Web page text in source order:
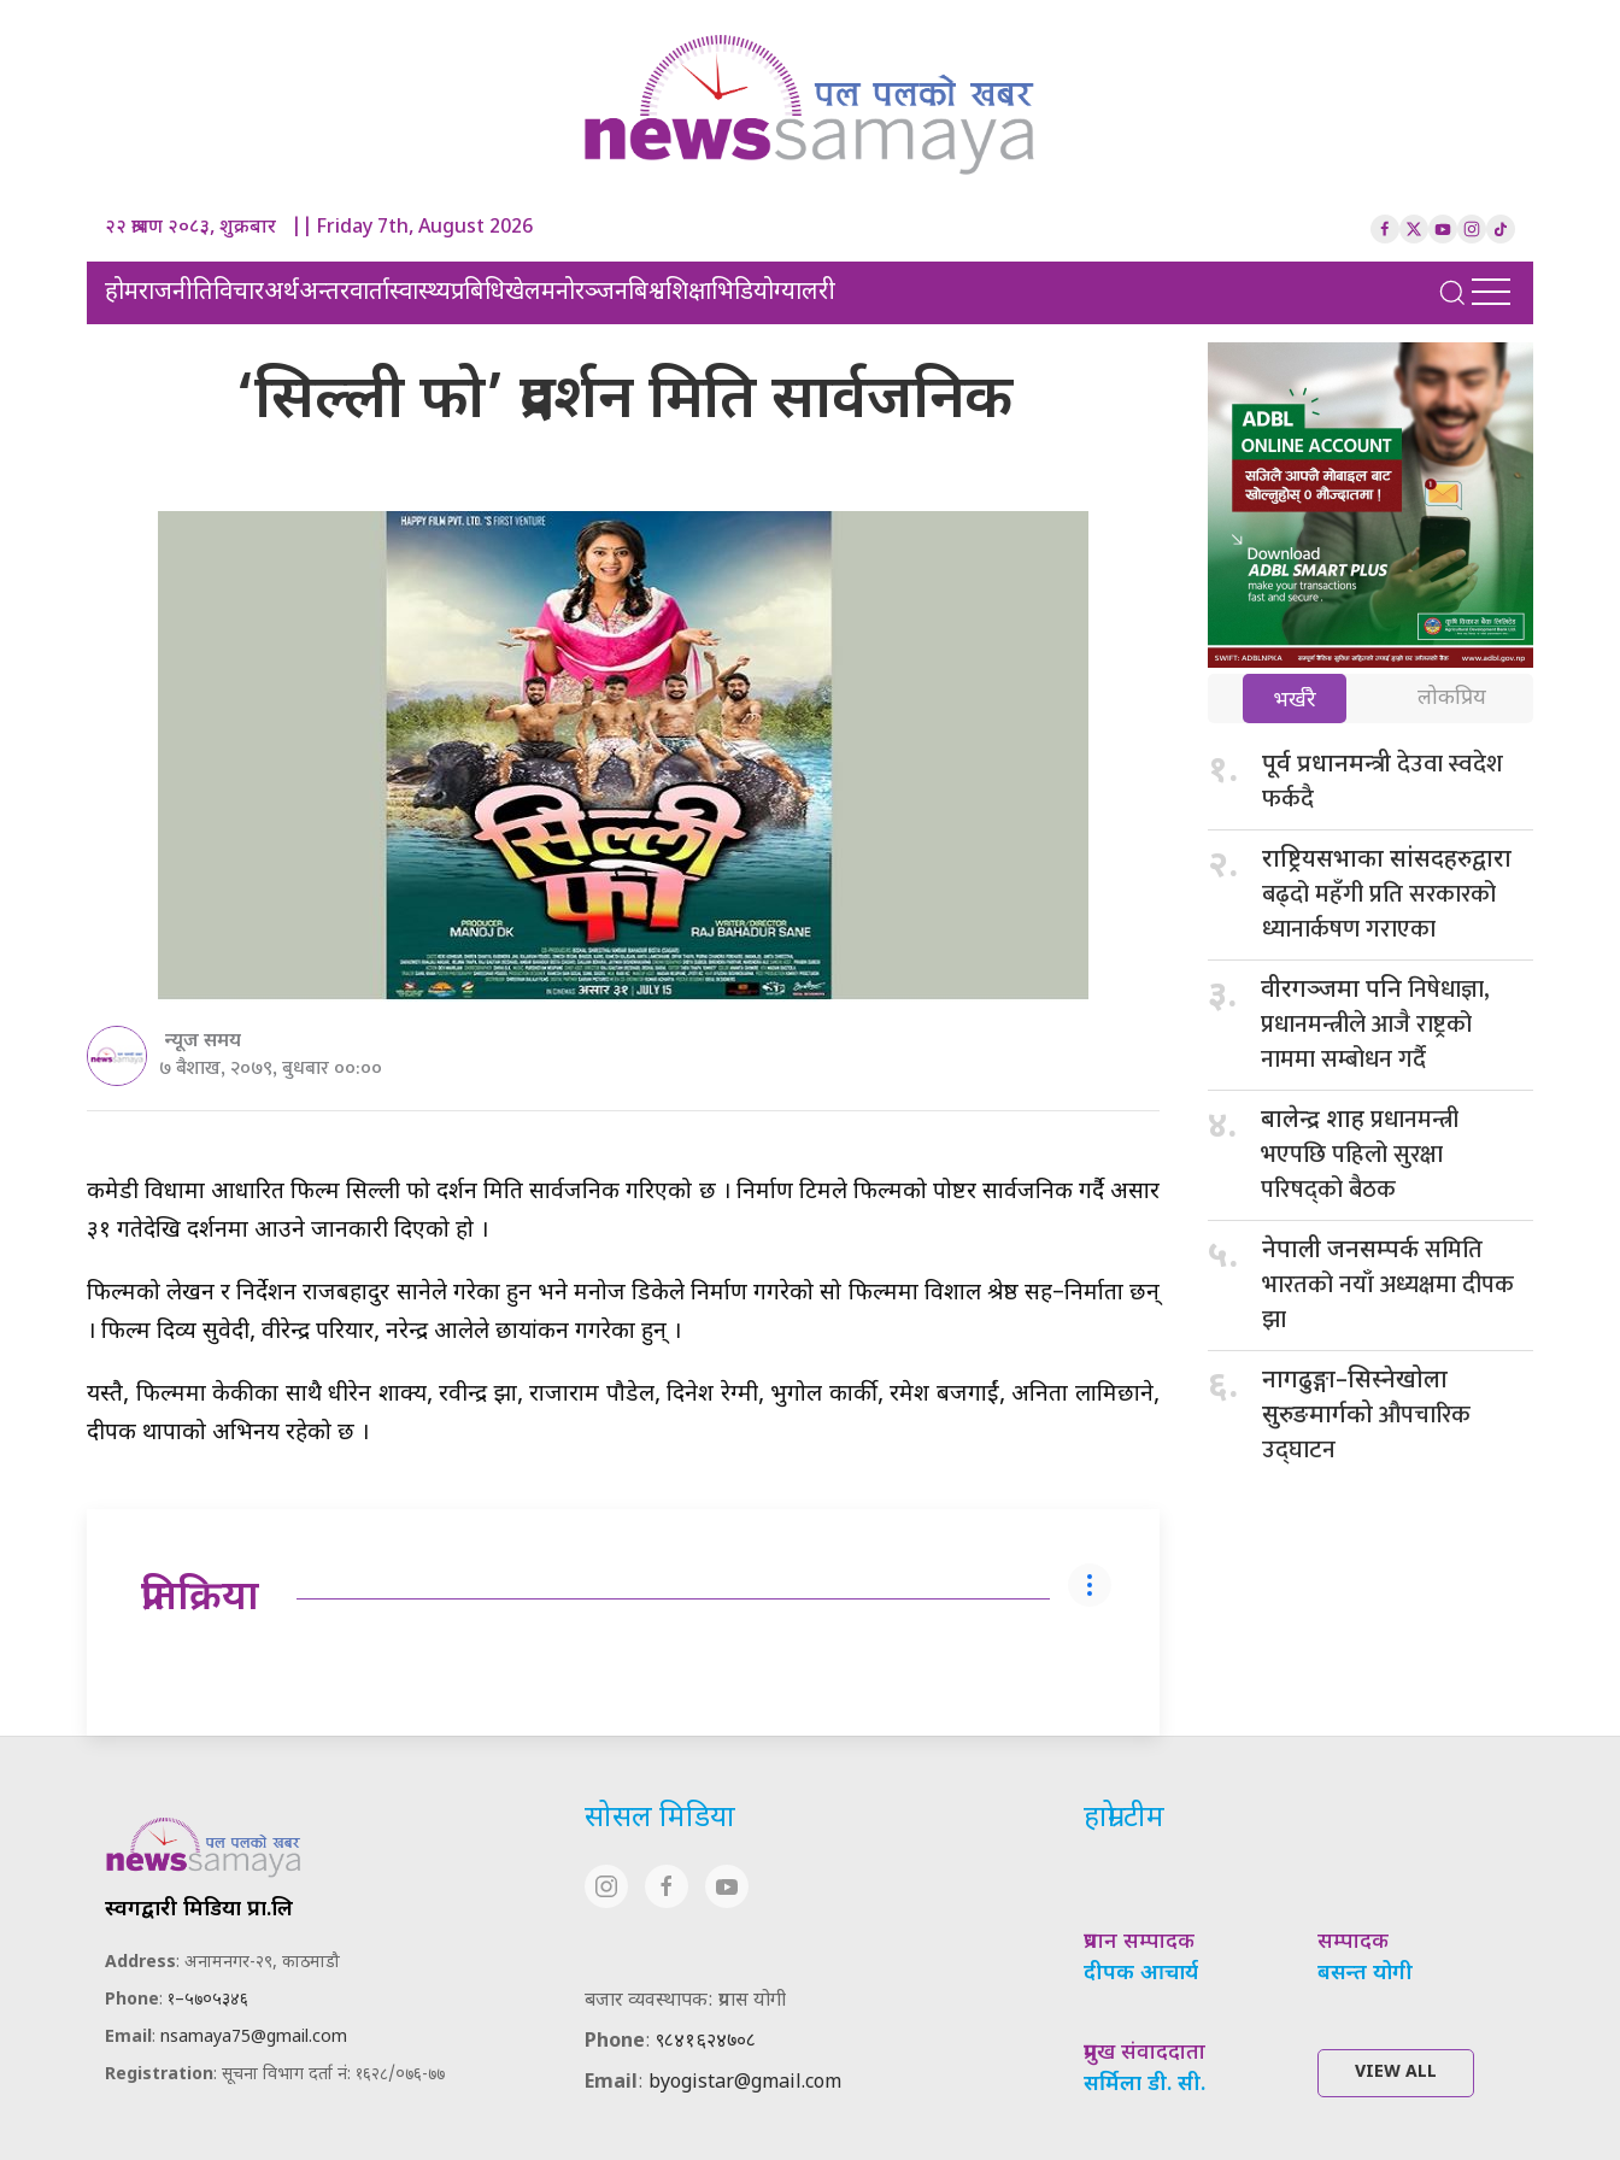
२२ श्रावण २०८३, शुक्रबार || Friday 7th, August 2026
होमराजनीतिविचारअर्थअन्तरवार्तास्वास्थ्यप्रबिधिखेलमनोरञ्जनबिश्वशिक्षाभिडियोग्यालरी
‘सिल्ली फो’ प्रदर्शन मिति सार्वजनिक
न्यूज समय
७ बैशाख, २०७९, बुधबार ००:००
कमेडी विधामा आधारित फिल्म सिल्ली फो प्रदर्शन मिति सार्वजनिक गरिएको छ । निर्माण टिमले फिल्मको पोष्टर सार्वजनिक गर्दै असार
३१ गतेदेखि प्रदर्शनमा आउने जानकारी दिएको हो ।
फिल्मको लेखन र निर्देशन राजबहादुर सानेले गरेका हुन भने मनोज डिकेले निर्माण गगरेको सो फिल्ममा विशाल श्रेष्ठ सह–निर्माता छन्
। फिल्म दिव्य सुवेदी, वीरेन्द्र परियार, नरेन्द्र आलेले छायांकन गगरेका हुन् ।
यस्तै, फिल्ममा केकीका साथै धीरेन शाक्य, रवीन्द्र झा, राजाराम पौडेल, दिनेश रेग्मी, भुगोल कार्की, रमेश बजगाईं, अनिता लामिछाने,
दीपक थापाको अभिनय रहेको छ ।
प्रतिक्रिया
भर्खरै लोकप्रिय
१. पूर्व प्रधानमन्त्रीदेउवा स्वदेश
फर्कदै
२. राष्ट्रियसभाका सांसदहरुद्वारा
बढ्दो महँगी प्रति सरकारको
ध्यानार्कषण गराएका
३. वीरगञ्जमा पनिनिषेधाज्ञा,
प्रधानमन्त्रीले आजै राष्ट्रको
नाममा सम्बोधन गर्दै
४. बालेन्द्र शाहप्रधानमन्त्री
भएपछि पहिलो सुरक्षा
परिषद्को बैठक
५. नेपाली जनसम्पर्कसमिति
भारतको नयाँ अध्यक्षमा दीपक
झा
६.
नागढुङ्गा–सिस्नेखोला
सुरुङमार्गकोऔपचारिक
उद्घाटन
स्वर्गद्वारी मिडिया प्रा.लि
Address: अनामनगर-२९, काठमाडौ
Phone: १–५७०५३४६
Email: nsamaya75@gmail.com
Registration: सूचना विभाग दर्ता नं: १६२८/०७६-७७
सोसल मिडिया
बजार व्यवस्थापक: प्रयास योगी
Phone: ९८४१६२४७०८
Email: byogistar@gmail.com
हाम्रो टीम
प्रधान सम्पादक
दीपक आचार्य
सम्पादक
बसन्त योगी
प्रमुख संवाददाता
सर्मिला डी. सी.
VIEW ALL